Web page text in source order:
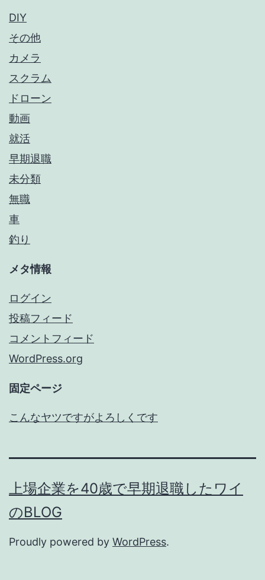
DIY
その他
カメラ
スクラム
ドローン
動画
就活
早期退職
未分類
無職
車
釣り
メタ情報
ログイン
投稿フィード
コメントフィード
WordPress.org
固定ページ
こんなヤツですがよろしくです
上場企業を40歳で早期退職したワイ
のBLOG
Proudly powered by WordPress.